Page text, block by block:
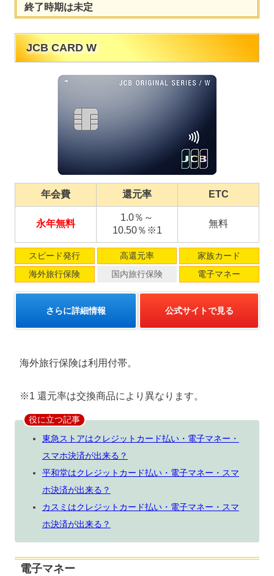
終了時期は未定
JCB CARD W
年会費 還元率 ETC
永年無料
1.0％～
10.50％※1
無料
スピード発行 高還元率
家族カード
海外旅行保険
国内旅行保険 電子マネー
さらに詳細情報 公式サイトで見る
海外旅行保険は利用付帯。
※1 還元率は交換商品により異なります。
役に立つ記事
東急ストアはクレジットカード払い・電子マネー・
スマホ決済が出来る？
平和堂はクレジットカード払い・電子マネー・スマ
ホ決済が出来る？
カスミはクレジットカード払い・電子マネー・スマ
ホ決済が出来る？
電子マネー